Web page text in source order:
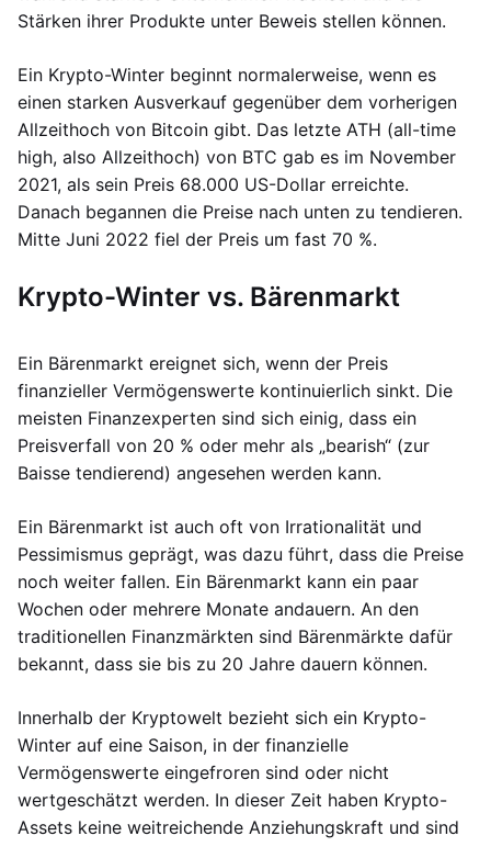
Stärken ihrer Produkte unter Beweis stellen können.
Ein Krypto-Winter beginnt normalerweise, wenn es
einen starken Ausverkauf gegenüber dem vorherigen
Allzeithoch von Bitcoin gibt. Das letzte ATH (all-time
high, also Allzeithoch) von BTC gab es im November
2021, als sein Preis 68.000 US-Dollar erreichte.
Danach begannen die Preise nach unten zu tendieren.
Mitte Juni 2022 fiel der Preis um fast 70 %.
Krypto-Winter vs. Bärenmarkt
Ein Bärenmarkt ereignet sich, wenn der Preis
finanzieller Vermögenswerte kontinuierlich sinkt. Die
meisten Finanzexperten sind sich einig, dass ein
Preisverfall von 20 % oder mehr als „bearish“ (zur
Baisse tendierend) angesehen werden kann.
Ein Bärenmarkt ist auch oft von Irrationalität und
Pessimismus geprägt, was dazu führt, dass die Preise
noch weiter fallen. Ein Bärenmarkt kann ein paar
Wochen oder mehrere Monate andauern. An den
traditionellen Finanzmärkten sind Bärenmärkte dafür
bekannt, dass sie bis zu 20 Jahre dauern können.
Innerhalb der Kryptowelt bezieht sich ein Krypto-
Winter auf eine Saison, in der finanzielle
Vermögenswerte eingefroren sind oder nicht
wertgeschätzt werden. In dieser Zeit haben Krypto-
Assets keine weitreichende Anziehungskraft und sind